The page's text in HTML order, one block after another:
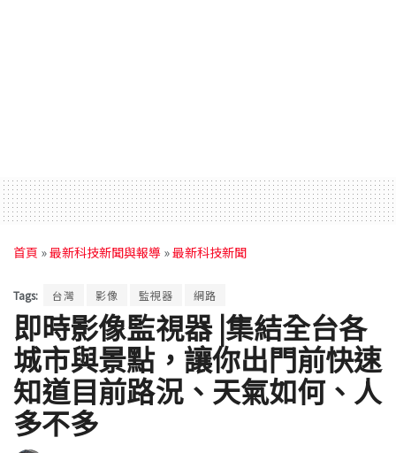
首頁 »最新科技新聞與報導 »最新科技新聞
Tags: 台灣 影像 監視器 網路
即時影像監視器 |集結全台各
城市與景點，讓你出門前快速
知道目前路況、天氣如何、人
多不多